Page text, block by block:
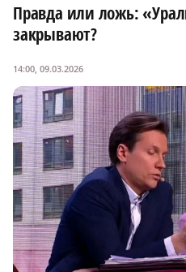
Правда или ложь:
закрывают?
14:00, 09.03.2026